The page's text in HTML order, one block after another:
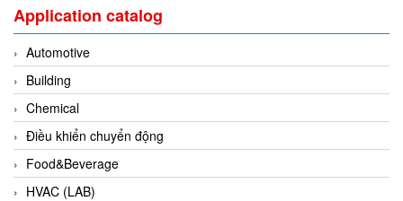
FESTO
FHF (EATON Crouse-Hinds)
Fife/ Maxcess
Fimet
Fine Suntronix
FineTek
Finna Sensors Vietnam
Application catalog
Automotive
Building
Chemical
Điều khiển chuyển động
Food&Beverage
HVAC (LAB)